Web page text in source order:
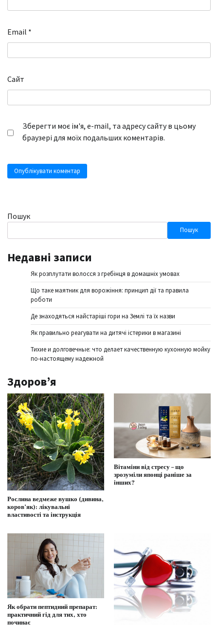
Email *
Сайт
Зберегти моє ім'я, e-mail, та адресу сайту в цьому
браузері для моїх подальших коментарів.
Пошук
Пошук
Недавні записи
Як розплутати волосся з гребінця в домашніх умовах
Що таке маятник для ворожіння: принцип дії та правила
роботи
Де знаходяться найстаріші гори на Землі та їх назви
Як правильно реагувати на дитячі істерики в магазині
Тихие и долговечные: что делает качественную кухонную мойку
по-настоящему надежной
Здоров’я
Рослина ведмеже вушко (дивина,
коров’як): лікувальні
властивості та інструкція
Вітаміни від стресу – що
зрозуміли японці раніше за
інших?
Як обрати пептидний препарат:
практичний гід для тих, хто
починає